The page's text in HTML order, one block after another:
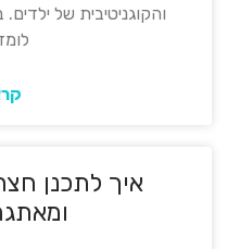
והקוגניטיבית של
איך לתכנן